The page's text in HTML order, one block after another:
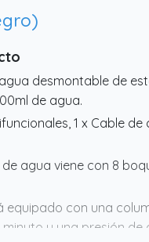
desmontable de
de agua.
1 x Cable de
agua viene con 8
equipado con una
y una presión de